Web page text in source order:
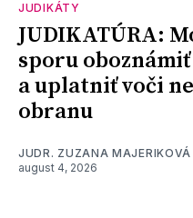
JUDIKÁTY
JUDIKATÚRA:
sporu oboznámiť
a uplatniť voči
obranu
JUDR. ZUZANA MAJERIKOVÁ
august 4, 2026